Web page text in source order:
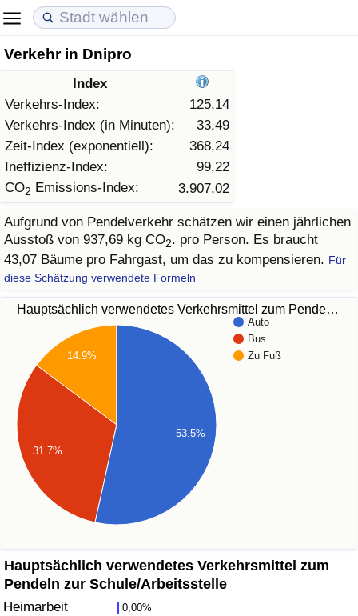
Verkehr in Dnipro
Index
Verkehrs-Index:
125,14
Verkehrs-Index (in Minuten):
33,49
Zeit-Index (exponentiell):
368,24
Ineffizienz-Index:
99,22
CO2 Emissions-Index: 3.907,02
Aufgrund von Pendelverkehr schätzen wir einen jährlichen
Ausstoß von 937,69 kg CO2. pro Person. Es braucht
43,07 Bäume pro Fahrgast, um das zu kompensieren. Für
diese Schätzung verwendete Formeln
Hauptsächlich verwendetes Verkehrsmittel zum Pende…
Auto
Bus
Zu Fuß
14.9%
31.7%
53.5%
Hauptsächlich verwendetes Verkehrsmittel zum
Pendeln zur Schule/Arbeitsstelle
Heimarbeit 0,00%
Lebenshaltungskosten
Lebenshaltungskosten-Index (aktuell)
Lebenshaltungskosten-Index
Lebenshaltungskosten-Index nach Land
in Akaba
Immobilienpreise
Immobilienpreis-Index (aktuell)
Immobilienpreis-Index
Immobilienpreis-Index nach Land
Lebensqualität
Lebensqualität-Index
Lebensqualität-Index (aktuell)
Lebensqualitätsindex nach Land
Kriminalität
Kriminalitäts-Index (aktuell)
Kriminalitäts-Index
Kriminalitätsindex nach Land
Gesundheitsversorgung
Gesundheitsversorgungs-Index (aktuell)
Gesundheitsversorgungs-Index
Gesundheitsversorgungs-Index nach Land
Umweltverschmutzung
Umweltverschmutzungs-Index (aktuell)